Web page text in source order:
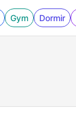
Gym Dormir